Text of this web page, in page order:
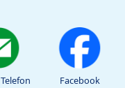
Facebook